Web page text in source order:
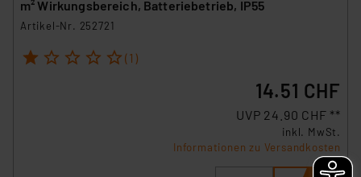
Angemessenheitsbeschluss der EU. Dies bedeutet,
dass die USA als Land mit unzureichendem
Datenschutz nach EU-Standards eingestuft wird. So
Überwachungsprogrammen verarbeiten, ohne dass
hiergegen Klagemöglichkeiten für Europäer bestehen.
Unsere Kooperation mit diesen Dienstleistern stützt
sich auf die Standarddatenschutzklauseln der
m² Wirkungsbereich, Batteriebetrieb, IP55
Artikel-Nr. 252721
1 2 3 4 5 (1)
14.51 CHF
UVP 24.90 CHF **
inkl. MwSt.
Informationen zu Versandkosten